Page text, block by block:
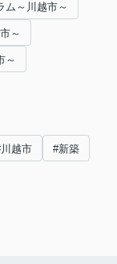
ム～川越市～
～
～
越市 #新築